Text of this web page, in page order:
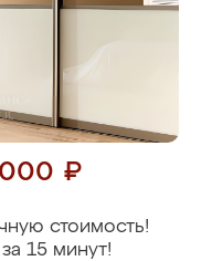
₽
стоимость!
15 минут!